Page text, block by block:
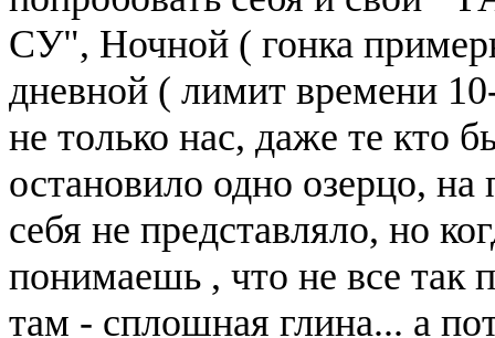
СУ", Ночной ( гонка
дневной ( лимит времени
не только нас, даже те кто
остановило одно озерцо, на
себя не представляло, но
понимаешь , что не все так
там - сплошная глина... а